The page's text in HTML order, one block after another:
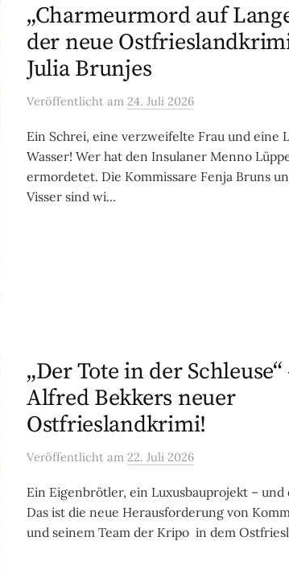
„Charmeurmord auf
der neue
Julia Brunjes
Veröffentlicht am 24. Juli 2026
Ein Schrei, eine verzweifelte Frau und eine
Wasser! Wer hat den Insulaner Menno
ermordetet. Die Kommissare Fenja Bruns
Visser sind wi...
„Der Tote in der Schleuse“
Alfred Bekkers neuer
Ostfrieslandkrimi!
Veröffentlicht am 22. Juli 2026
Ein Eigenbrötler, ein Luxusbauprojekt – und
Das ist die neue Herausforderung von
und seinem Team der Kripo in dem